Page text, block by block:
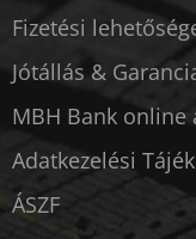
Fizetési
Jótállás &
MBH Bank online
Adatkezelési
ÁSZF